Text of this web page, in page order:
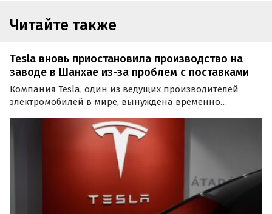
Читайте также
Tesla вновь приостановила производство на
заводе в Шанхае из-за проблем с поставками
Компания Tesla, один из ведущих производителей
электромобилей в мире, вынуждена временно
Виной тому — проблемы с поставками, сообщает
информационное агентство Reuters со ссылкой на